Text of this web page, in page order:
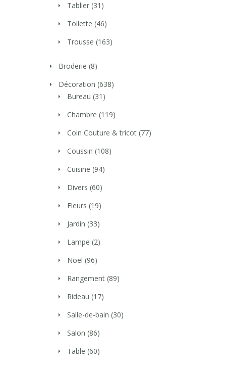
Tablier (31)
Toilette (46)
Trousse (163)
Broderie (8)
Décoration (638)
Bureau (31)
Chambre (119)
Coin Couture & tricot (77)
Coussin (108)
Cuisine (94)
Divers (60)
Fleurs (19)
Jardin (33)
Lampe (2)
Noël (96)
Rangement (89)
Rideau (17)
Salle-de-bain (30)
Salon (86)
Table (60)